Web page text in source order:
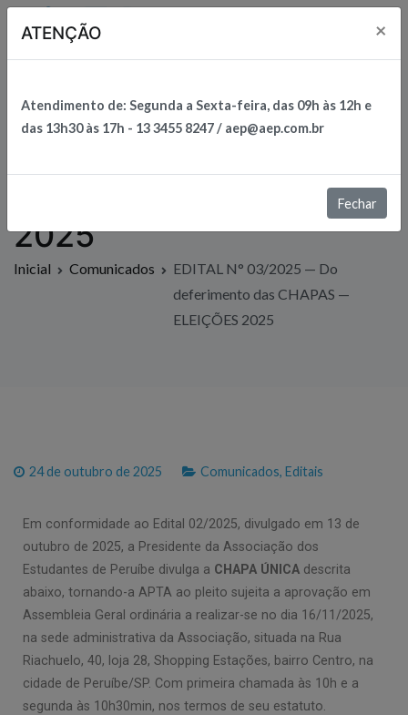
EDITAL N° 03/2025 —
CHAPAS — ELEIÇÕES
2025
Inicial Comunicados
EDITAL N° 03/2025 — Do
deferimento das CHAPAS —
ELEIÇÕES 2025
24 de outubro de 2025 Comunicados, Editais
Em conformidade ao Edital 02/2025, divulgado em 13 de
outubro de 2025, a Presidente da Associação dos
Estudantes de Peruíbe divulga a CHAPA ÚNICA descrita
abaixo, tornando-a APTA ao pleito sujeita a aprovação em
Assembleia Geral ordinária a realizar-se no dia 16/11/2025,
na sede administrativa da Associação, situada na Rua
Riachuelo, 40, loja 28, Shopping Estações, bairro Centro, na
cidade de Peruíbe/SP. Com primeira chamada às 10h e a
segunda às 10h30min, nos termos de seu estatuto.
ATENÇÃO ×
Atendimento de: Segunda a Sexta-feira, das 09h às 12h e
das 13h30 às 17h - 13 3455 8247 / aep@aep.com.br
Fechar